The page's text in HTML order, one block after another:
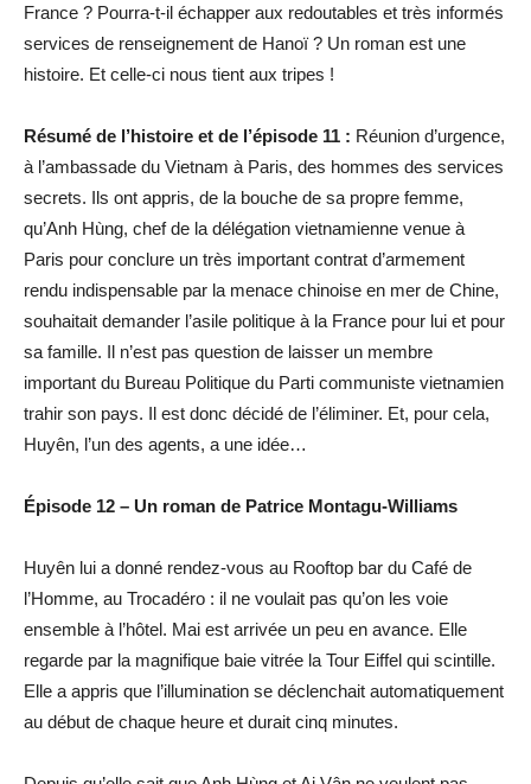
France ? Pourra-t-il échapper aux redoutables et très informés
services de renseignement de Hanoï ? Un roman est une
histoire. Et celle-ci nous tient aux tripes !
Résumé de l’histoire et de l’épisode 11 : Réunion d’urgence,
à l’ambassade du Vietnam à Paris, des hommes des services
secrets. Ils ont appris, de la bouche de sa propre femme,
qu’Anh Hùng, chef de la délégation vietnamienne venue à
Paris pour conclure un très important contrat d’armement
rendu indispensable par la menace chinoise en mer de Chine,
souhaitait demander l’asile politique à la France pour lui et pour
sa famille. Il n’est pas question de laisser un membre
important du Bureau Politique du Parti communiste vietnamien
trahir son pays. Il est donc décidé de l’éliminer. Et, pour cela,
Huyên, l’un des agents, a une idée…
Épisode 12 – Un roman de Patrice Montagu-Williams
Huyên lui a donné rendez-vous au Rooftop bar du Café de
l’Homme, au Trocadéro : il ne voulait pas qu’on les voie
ensemble à l’hôtel. Mai est arrivée un peu en avance. Elle
regarde par la magnifique baie vitrée la Tour Eiffel qui scintille.
Elle a appris que l’illumination se déclenchait automatiquement
au début de chaque heure et durait cinq minutes.